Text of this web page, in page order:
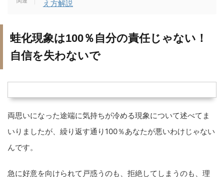
え方解説
蛙化現象は100％自分の責任じゃない！
自信を失わないで
両思いになった途端に気持ちが冷める現象について述べてま
いりましたが、繰り返す通り100％あなたが悪いわけじゃない
んです。
急に好意を向けられて戸惑うのも、拒絶してしまうのも、理